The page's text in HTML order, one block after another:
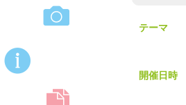
テーマ
開催日時